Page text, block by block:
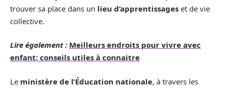
trouver sa place dans un lieu d’apprentissages et de vie
collective.
Lire également : Meilleurs endroits pour vivre avec
enfant: conseils utiles à connaitre
Le ministère de l’Éducation nationale, à travers les